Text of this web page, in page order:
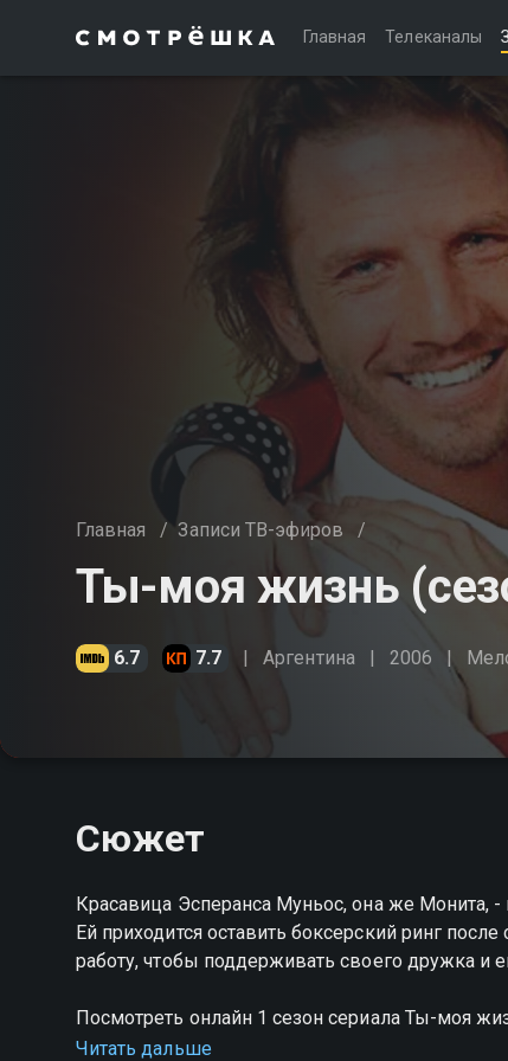
Главная Телеканалы
Главная / Записи ТВ-эфиров /
Ты-моя жизнь
6.7 7.7 Аргентина 2006
Сюжет
Красавица Эсперанса Муньос, она же Монита,
Ей приходится оставить боксерский ринг
работу, чтобы поддерживать своего дружка и
Посмотреть онлайн 1 сезон сериала Ты-моя
качестве на Смотрёшке
Читать дальше